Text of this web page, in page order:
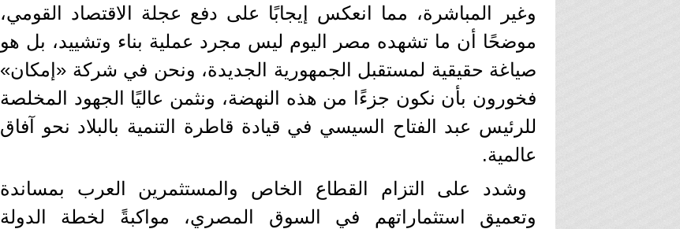
وغير المباشرة، مما انعكس إيجابًا على دفع عجلة الاقتصاد القومي،
موضحًا أن ما تشهده مصر اليوم ليس مجرد عملية بناء وتشييد، بل هو
صياغة حقيقية لمستقبل الجمهورية الجديدة، ونحن في شركة «إمكان»
فخورون بأن نكون جزءًا من هذه النهضة، ونثمن عاليًا الجهود المخلصة
للرئيس عبد الفتاح السيسي في قيادة قاطرة التنمية بالبلاد نحو آفاق
عالمية.
وشدد على التزام القطاع الخاص والمستثمرين العرب بمساندة
وتعميق استثماراتهم في السوق المصري، مواكبةً لخطة الدولة